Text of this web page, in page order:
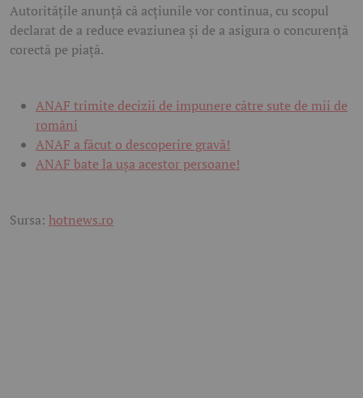
Autoritățile anunță că acțiunile vor continua, cu scopul
declarat de a reduce evaziunea și de a asigura o concurență
corectă pe piață.
ANAF trimite decizii de impunere către sute de mii de
români
ANAF a făcut o descoperire gravă!
ANAF bate la ușa acestor persoane!
Sursa: hotnews.ro